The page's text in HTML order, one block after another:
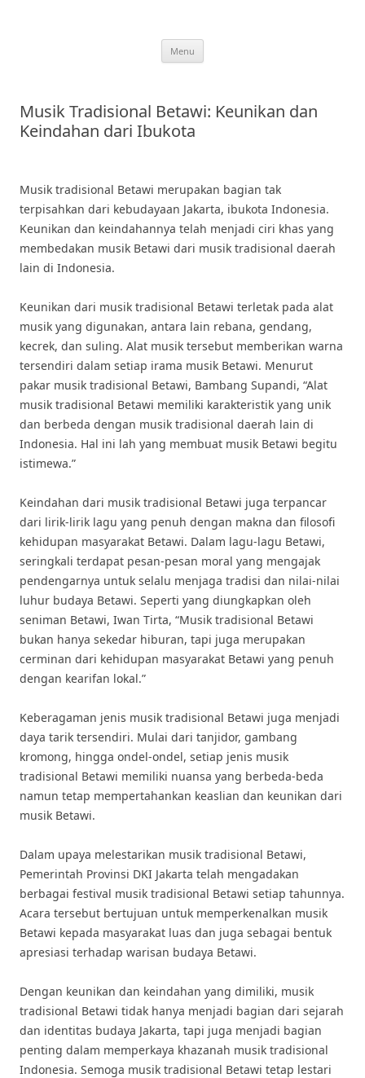
Menu
Musik Tradisional Betawi: Keunikan dan
Keindahan dari Ibukota
Musik tradisional Betawi merupakan bagian tak
terpisahkan dari kebudayaan Jakarta, ibukota Indonesia.
Keunikan dan keindahannya telah menjadi ciri khas yang
membedakan musik Betawi dari musik tradisional daerah
lain di Indonesia.
Keunikan dari musik tradisional Betawi terletak pada alat
musik yang digunakan, antara lain rebana, gendang,
kecrek, dan suling. Alat musik tersebut memberikan warna
tersendiri dalam setiap irama musik Betawi. Menurut
pakar musik tradisional Betawi, Bambang Supandi, “Alat
musik tradisional Betawi memiliki karakteristik yang unik
dan berbeda dengan musik tradisional daerah lain di
Indonesia. Hal ini lah yang membuat musik Betawi begitu
istimewa.”
Keindahan dari musik tradisional Betawi juga terpancar
dari lirik-lirik lagu yang penuh dengan makna dan filosofi
kehidupan masyarakat Betawi. Dalam lagu-lagu Betawi,
seringkali terdapat pesan-pesan moral yang mengajak
pendengarnya untuk selalu menjaga tradisi dan nilai-nilai
luhur budaya Betawi. Seperti yang diungkapkan oleh
seniman Betawi, Iwan Tirta, “Musik tradisional Betawi
bukan hanya sekedar hiburan, tapi juga merupakan
cerminan dari kehidupan masyarakat Betawi yang penuh
dengan kearifan lokal.”
Keberagaman jenis musik tradisional Betawi juga menjadi
daya tarik tersendiri. Mulai dari tanjidor, gambang
kromong, hingga ondel-ondel, setiap jenis musik
tradisional Betawi memiliki nuansa yang berbeda-beda
namun tetap mempertahankan keaslian dan keunikan dari
musik Betawi.
Dalam upaya melestarikan musik tradisional Betawi,
Pemerintah Provinsi DKI Jakarta telah mengadakan
berbagai festival musik tradisional Betawi setiap tahunnya.
Acara tersebut bertujuan untuk memperkenalkan musik
Betawi kepada masyarakat luas dan juga sebagai bentuk
apresiasi terhadap warisan budaya Betawi.
Dengan keunikan dan keindahan yang dimiliki, musik
tradisional Betawi tidak hanya menjadi bagian dari sejarah
dan identitas budaya Jakarta, tapi juga menjadi bagian
penting dalam memperkaya khazanah musik tradisional
Indonesia. Semoga musik tradisional Betawi tetap lestari